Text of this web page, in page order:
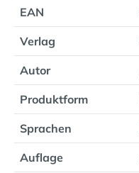
EAN
Verlag
Autor
Produktform
Sprachen
Auflage